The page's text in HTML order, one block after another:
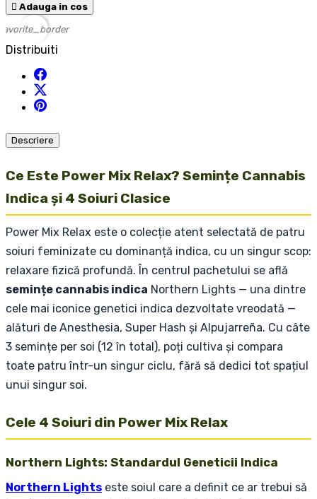
 Adauga in cos
favorite_border
Distribuiti
Descriere
Ce Este Power Mix Relax? Semințe Cannabis
Indica și 4 Soiuri Clasice
Power Mix Relax este o colecție atent selectată de patru
soiuri feminizate cu dominanță indica, cu un singur scop:
relaxare fizică profundă. În centrul pachetului se află
semințe cannabis indica Northern Lights — una dintre
cele mai iconice genetici indica dezvoltate vreodată —
alături de Anesthesia, Super Hash și Alpujarreña. Cu câte
3 semințe per soi (12 în total), poți cultiva și compara
toate patru într-un singur ciclu, fără să dedici tot spațiul
unui singur soi.
Cele 4 Soiuri din Power Mix Relax
Northern Lights: Standardul Geneticii Indica
Northern Lights este soiul care a definit ce ar trebui să